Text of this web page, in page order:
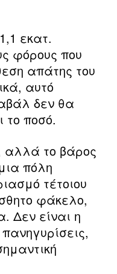
εκατ.
φόρους που
απάτης του
αυτό
δεν θα
το ποσό.
αλλά το βάρος
πόλη
τέτοιου
φάκελο,
Δεν είναι η